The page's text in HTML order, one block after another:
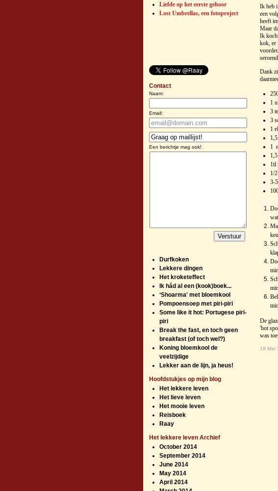
Liefde op het eerste gehoor
Lost Umbrellas, een fotoproject
Contact
Naam:
Email:
Een berichtje mag ook!
Durfkoken
Lekkere dingen
Het kroketeffect
Ik hád al een (kook)boek...
‘Shoarma' met bloemkool
Pompoensoep met piri-piri
Some like it hot: Portugese piri-
piri
Break the fast, en toch geen
breakfast (of toch wel?)
Koning bloemkool de
veelzijdige
Lekker aan de lijn, ja heus!
Hoofdstukjes op mijn blog
Het lekkere leven
Het lieve leven
Het mooie leven
Reisboek
Raay
Het lekkere leven Archief
October 2014
September 2014
June 2014
May 2014
April 2014
Ik heb
een
heeft
Maar
Ik
kok, er
Dank
1
3
3
1
1
1tl
1/
3-
De
'hot
was
18 Mar